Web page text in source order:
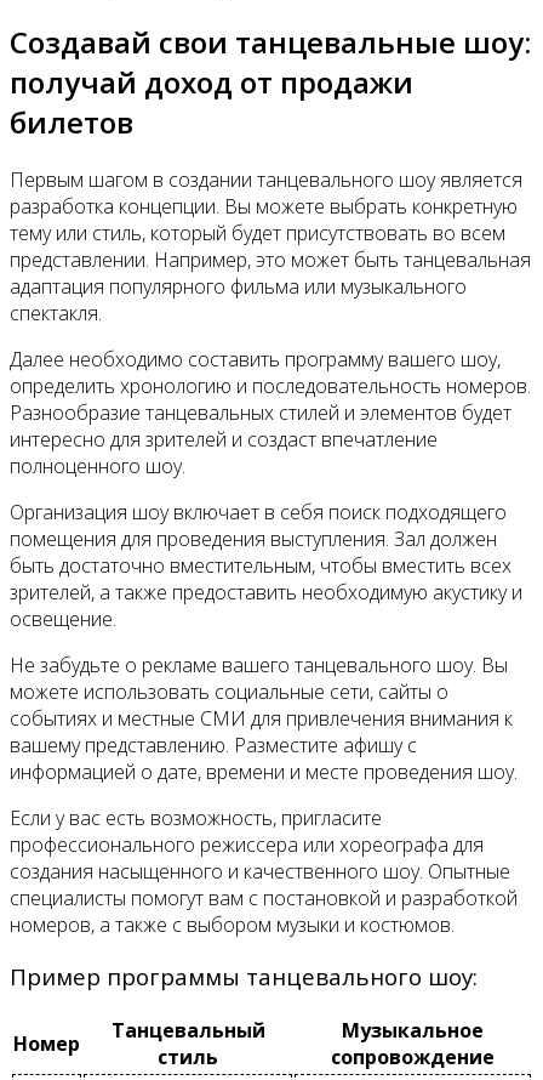
Создавай свои танцевальные шоу:
получай доход от продажи
билетов
Первым шагом в создании танцевального шоу является
разработка концепции. Вы можете выбрать конкретную
тему или стиль, который будет присутствовать во всем
представлении. Например, это может быть танцевальная
адаптация популярного фильма или музыкального
спектакля.
Далее необходимо составить программу вашего шоу,
определить хронологию и последовательность номеров.
Разнообразие танцевальных стилей и элементов будет
интересно для зрителей и создаст впечатление
полноценного шоу.
Организация шоу включает в себя поиск подходящего
помещения для проведения выступления. Зал должен
быть достаточно вместительным, чтобы вместить всех
зрителей, а также предоставить необходимую акустику и
освещение.
Не забудьте о рекламе вашего танцевального шоу. Вы
можете использовать социальные сети, сайты о
событиях и местные СМИ для привлечения внимания к
вашему представлению. Разместите афишу с
информацией о дате, времени и месте проведения шоу.
Если у вас есть возможность, пригласите
профессионального режиссера или хореографа для
создания насыщенного и качественного шоу. Опытные
специалисты помогут вам с постановкой и разработкой
номеров, а также с выбором музыки и костюмов.
Пример программы танцевального шоу:
Номер
Танцевальный
стиль
Музыкальное
сопровождение